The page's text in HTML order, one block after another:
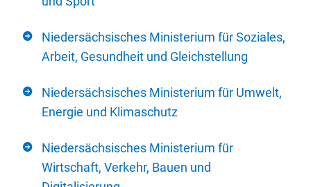
Niedersächsisches Ministerium für Soziales,
Arbeit, Gesundheit und Gleichstellung
Niedersächsisches Ministerium für Umwelt,
Energie und Klimaschutz
Niedersächsisches Ministerium für
Wirtschaft, Verkehr, Bauen und